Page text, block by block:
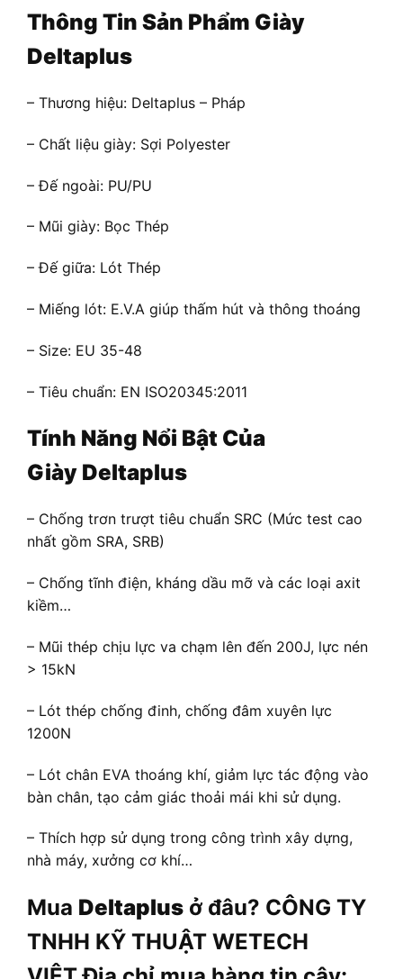
Thông Tin Sản Phẩm Giày
Deltaplus
– Thương hiệu: Deltaplus – Pháp
– Chất liệu giày: Sợi Polyester
– Đế ngoài: PU/PU
– Mũi giày: Bọc Thép
– Đế giữa: Lót Thép
– Miếng lót: E.V.A giúp thấm hút và thông thoáng
– Size: EU 35-48
– Tiêu chuẩn: EN ISO20345:2011
Tính Năng Nổi Bật Của
Giày Deltaplus
– Chống trơn trượt tiêu chuẩn SRC (Mức test cao
nhất gồm SRA, SRB)
– Chống tĩnh điện, kháng dầu mỡ và các loại axit
kiềm…
– Mũi thép chịu lực va chạm lên đến 200J, lực nén
> 15kN
– Lót thép chống đinh, chống đâm xuyên lực
1200N
– Lót chân EVA thoáng khí, giảm lực tác động vào
bàn chân, tạo cảm giác thoải mái khi sử dụng.
– Thích hợp sử dụng trong công trình xây dựng,
nhà máy, xưởng cơ khí…
Mua Deltaplus ở đâu? CÔNG TY
TNHH KỸ THUẬT WETECH